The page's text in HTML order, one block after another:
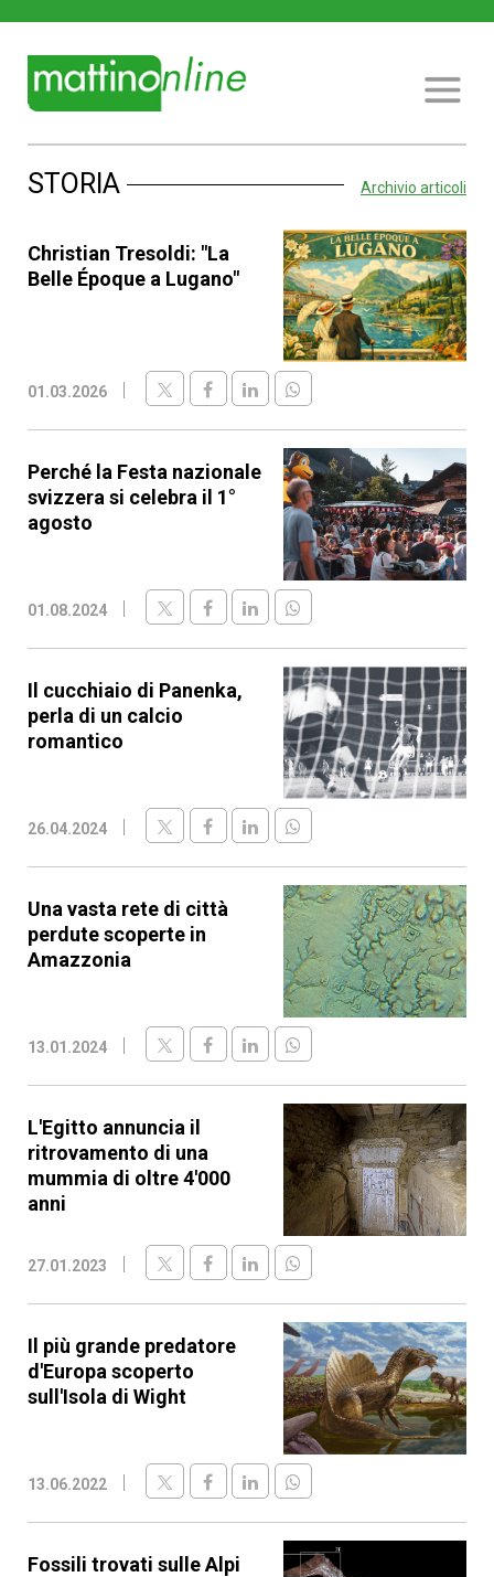
STORIA Archivio articoli
Christian Tresoldi: "La
Belle Époque a Lugano"
01.03.2026
Perché la Festa nazionale
svizzera si celebra il 1°
agosto
01.08.2024
Il cucchiaio di Panenka,
perla di un calcio
romantico
26.04.2024
Una vasta rete di città
perdute scoperte in
Amazzonia
13.01.2024
L'Egitto annuncia il
ritrovamento di una
mummia di oltre 4'000
anni
27.01.2023
Il più grande predatore
d'Europa scoperto
sull'Isola di Wight
13.06.2022
Fossili trovati sulle Alpi